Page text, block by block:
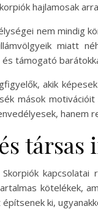
hajlamosak
nem mindig
miatt
támogató
akik
mások
hanem
kötelékek,
ki,